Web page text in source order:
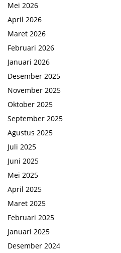
Mei 2026
April 2026
Maret 2026
Februari 2026
Januari 2026
Desember 2025
November 2025
Oktober 2025
September 2025
Agustus 2025
Juli 2025
Juni 2025
Mei 2025
April 2025
Maret 2025
Februari 2025
Januari 2025
Desember 2024